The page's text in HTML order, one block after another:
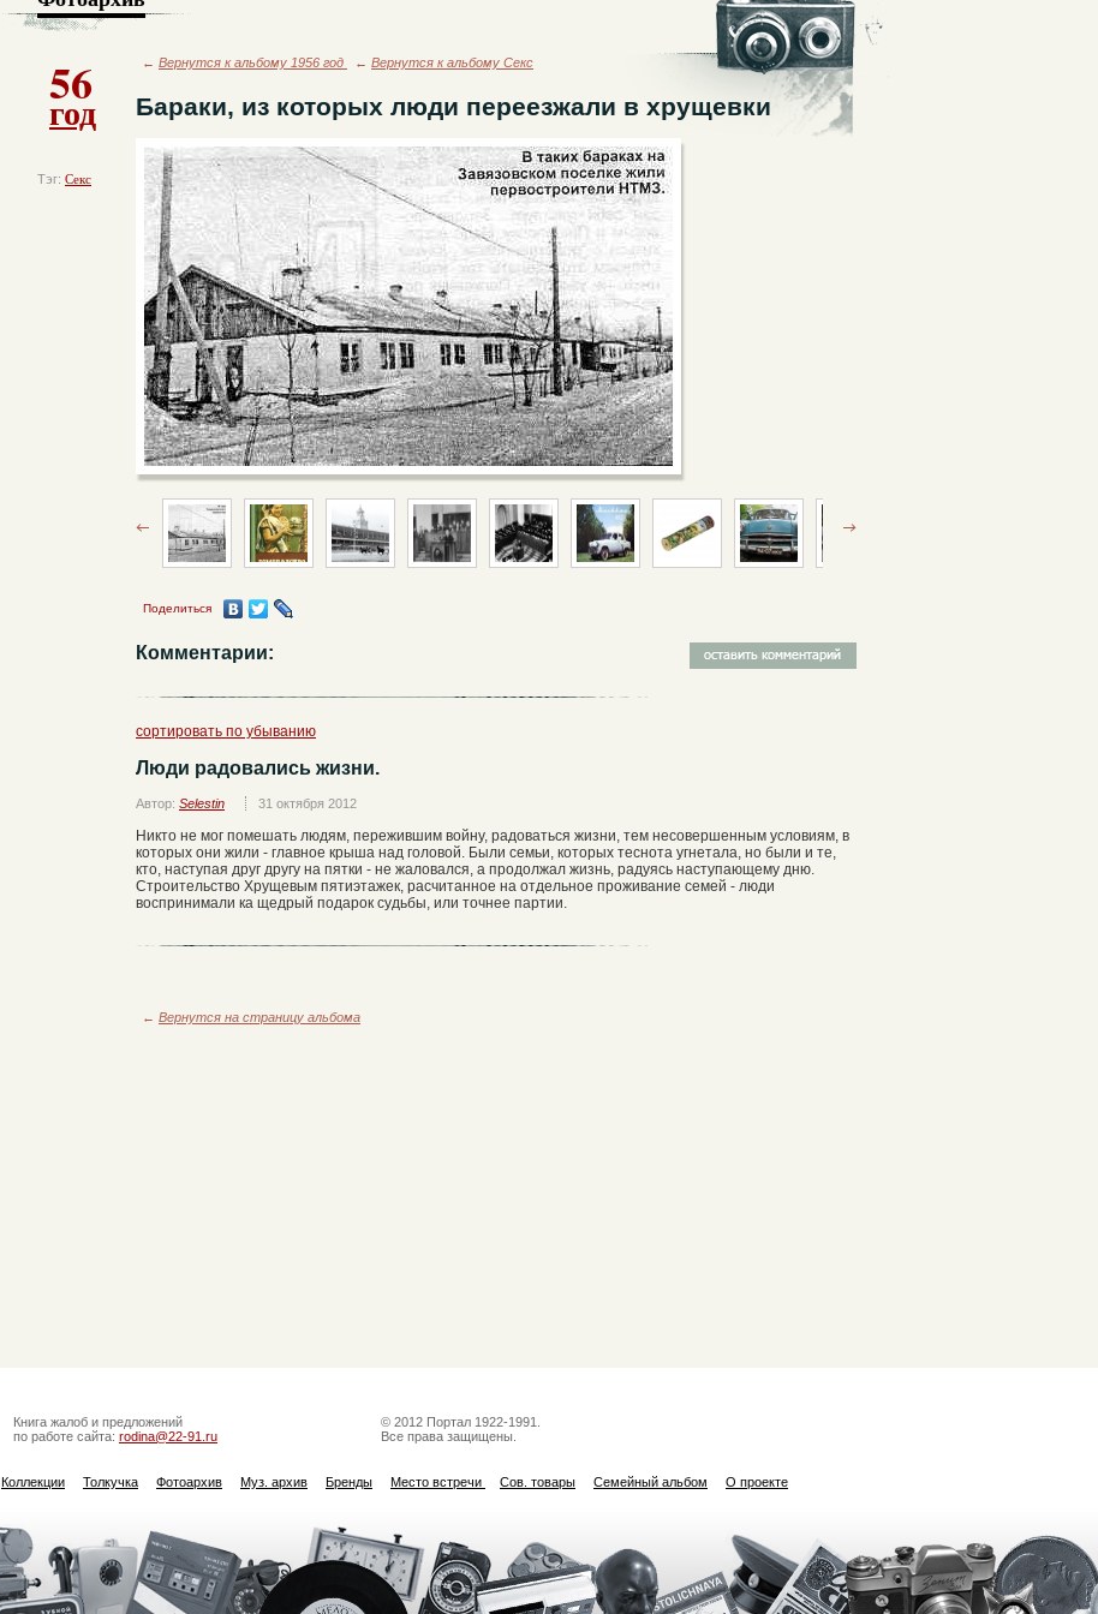
56
год
Тэг: Секс
← Вернутся к альбому 1956 год ← Вернутся к альбому Секс
Бараки, из которых люди переезжали в хрущевки
Поделиться
Комментарии:
сортировать по убыванию
Люди радовались жизни.
Автор: Selestin 31 октября 2012
Никто не мог помешать людям, пережившим войну, радоваться жизни, тем несовершенным условиям, в
которых они жили - главное крыша над головой. Были семьи, которых теснота угнетала, но были и те,
кто, наступая друг другу на пятки - не жаловался, а продолжал жизнь, радуясь наступающему дню.
Строительство Хрущевым пятиэтажек, расчитанное на отдельное проживание семей - люди
воспринимали ка щедрый подарок судьбы, или точнее партии.
← Вернутся на страницу альбома
Книга жалоб и предложений
по работе сайта: rodina@22-91.ru
© 2012 Портал 1922-1991.
Все права защищены.
Коллекции Толкучка Фотоархив Муз. архив Бренды Место встречи Сов. товары Семейный альбом О проекте